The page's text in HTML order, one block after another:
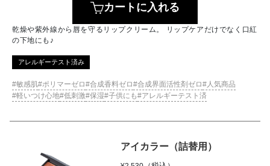
カートに入れる
乾燥や紫外線から唇を守るリップクリーム。 リップケアだけでなく口紅
の下地にも♪
アレルギーテスト済み
敏感肌 ポリマーゼロ 合成香料ゼロ 合成界面活性剤ゼロ
人気商品
軽いつけ心地 低刺激 保湿 子供にも アレルギーテスト済
アイカラー（詰替用）